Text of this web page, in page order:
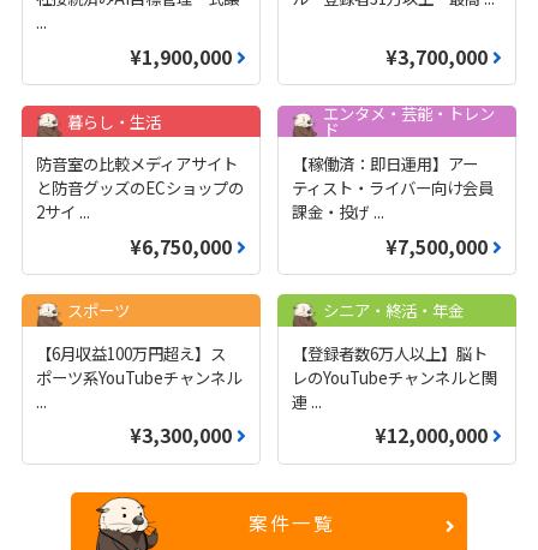
...
¥1,900,000 ¥3,700,000
暮らし・生活
防音室の比較メディアサイト
と防音グッズのECショップの
2サイ ...
¥6,750,000
エンタメ・芸能・トレン
ド
【稼働済：即日運用】アー
ティスト・ライバー向け会員
課金・投げ ...
¥7,500,000
スポーツ
【6月収益100万円超え】ス
ポーツ系YouTubeチャンネル
...
¥3,300,000
シニア・終活・年金
【登録者数6万人以上】脳ト
レのYouTubeチャンネルと関
連 ...
¥12,000,000
案件一覧